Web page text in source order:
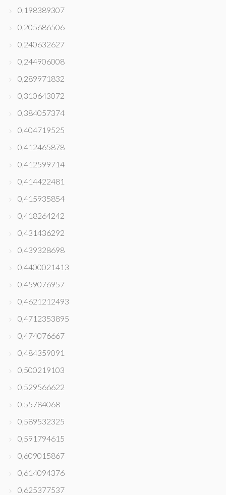
0,198389307
0,205686506
0,240632627
0,244906008
0,289971832
0,310643072
0,384057374
0,404719525
0,412465878
0,412599714
0,414422481
0,415935854
0,418264242
0,431436292
0,439328698
0,4400021413
0,459076957
0,4621212493
0,4712353895
0,474076667
0,484359091
0,500219103
0,529566622
0,55784068
0,589532325
0,591794615
0,609015867
0,614094376
0,625377537